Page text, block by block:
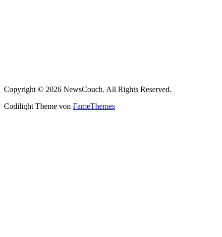
Copyright © 2026 NewsCouch. All Rights Reserved.
Codilight Theme von FameThemes